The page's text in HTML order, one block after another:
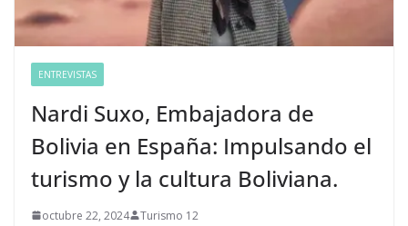
ENTREVISTAS
Nardi Suxo, Embajadora de
Bolivia en España: Impulsando el
turismo y la cultura Boliviana.
octubre 22, 2024 Turismo 12